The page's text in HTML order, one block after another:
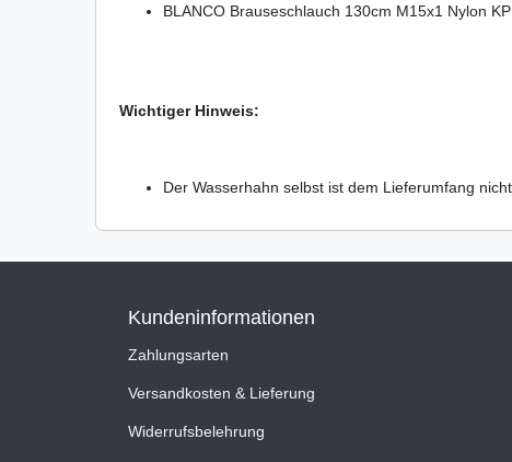
BLANCO Brauseschlauch 130cm M15x1 Nylon
Wichtiger Hinweis:
Der Wasserhahn selbst ist dem Lieferumfang
Kundeninformationen
Zahlungsarten
Versandkosten & Lieferung
Widerrufsbelehrung